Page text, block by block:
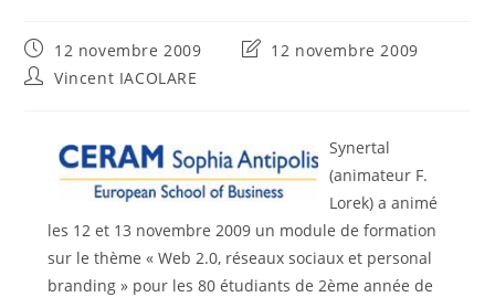
Publication
publiée :
12 novembre 2009
Dernière
12 novembre 2009
Auteur/autrice
Vincent IACOLARE
Synertal
(animateur F.
Lorek) a animé
les 12 et 13 novembre 2009 un module de formation
sur le thème « Web 2.0, réseaux sociaux et personal
branding » pour les 80 étudiants de 2ème année de